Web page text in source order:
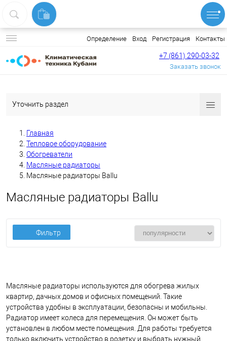
Определение Вход Регистрация Контакты
+7 (861) 290-03-32
Заказать звонок
Уточнить раздел
Главная
Тепловое оборудование
Обогреватели
Масляные радиаторы
Масляные радиаторы Ballu
Масляные радиаторы Ballu
Фильтр
Масляные радиаторы используются для обогрева жилых
квартир, дачных домов и офисных помещений. Такие
устройства удобны в эксплуатации, безопасны и мобильны.
Радиатор имеет колеса для перемещения. Он может быть
установлен в любом месте помещения. Для работы требуется
только включить устройство в розетку и выбрать нужный